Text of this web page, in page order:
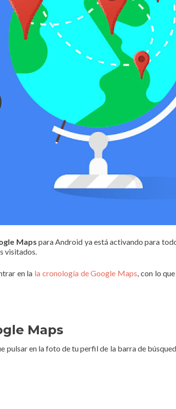
Maps para Android ya está activando para
visitados.
en la la cronología de Google Maps, con lo
Maps
pulsar en la foto de tu perfil de la barra de